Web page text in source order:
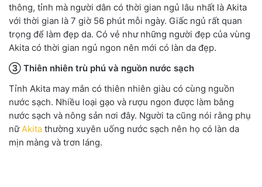
thông, tỉnh mà người dân có thời gian ngủ lâu nhất là Akita
với thời gian là 7 giờ 56 phút mỗi ngày. Giấc ngủ rất quan
trọng để làm đẹp da. Có vẻ như những người đẹp của vùng
Akita có thời gian ngủ ngon nên mới có làn da đẹp.
③ Thiên nhiên trù phú và nguồn nước sạch
Tỉnh Akita may mắn có thiên nhiên giàu có cùng nguồn
nước sạch. Nhiều loại gạo và rượu ngon được làm bằng
nước sạch và nông sản nơi đây. Người ta cũng nói rằng phụ
nữAkita thường xuyên uống nước sạch nên họ có làn da
mịn màng và trơn láng.